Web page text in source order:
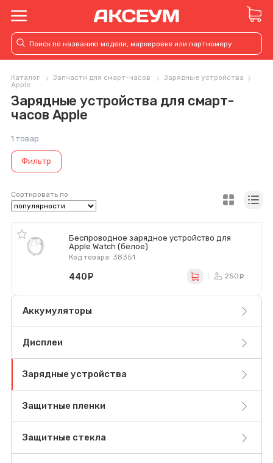
Каталог Запчасти для смарт-часов
Зарядные устройства
Apple
Зарядные устройства для смарт-
часов Apple
1 товар
Фильтр
Сортировать по
Беспроводное зарядное устройство для
Apple Watch (белое)
Код товара: 38351
440 250
Аккумуляторы
Дисплеи
Зарядные устройства
Защитные пленки
Защитные стекла